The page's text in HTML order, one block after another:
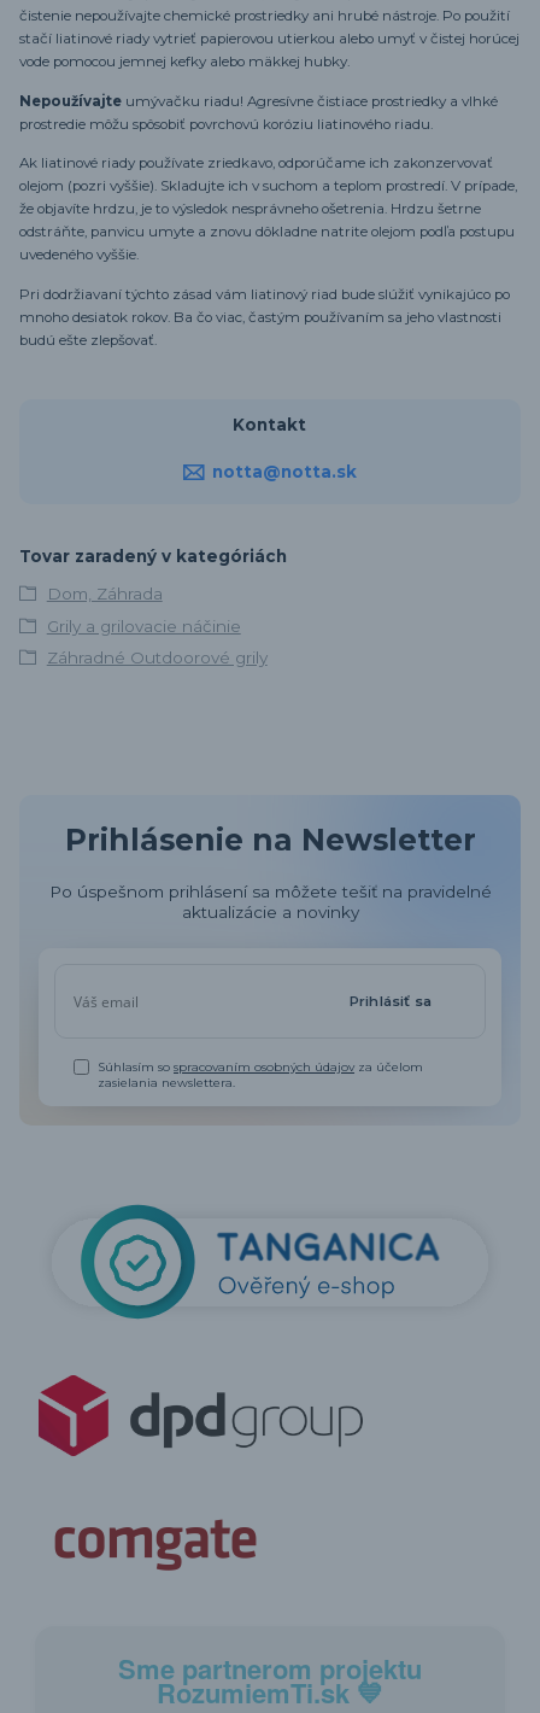
čistenie nepoužívajte chemické prostriedky ani hrubé nástroje. Po použití
stačí liatinové riady vytrieť papierovou utierkou alebo umyť v čistej horúcej
vode pomocou jemnej kefky alebo mäkkej hubky.
Nepoužívajte umývačku riadu! Agresívne čistiace prostriedky a vlhké
prostredie môžu spôsobiť povrchovú koróziu liatinového riadu.
Ak liatinové riady používate zriedkavo, odporúčame ich zakonzervovať
olejom (pozri vyššie). Skladujte ich v suchom a teplom prostredí. V prípade,
že objavíte hrdzu, je to výsledok nesprávneho ošetrenia. Hrdzu šetrne
odstráňte, panvicu umyte a znovu dôkladne natrite olejom podľa postupu
uvedeného vyššie.
Pri dodržiavaní týchto zásad vám liatinový riad bude slúžiť vynikajúco po
mnoho desiatok rokov. Ba čo viac, častým používaním sa jeho vlastnosti
budú ešte zlepšovať.
Kontakt
notta@notta.sk
Tovar zaradený v kategóriách
Dom, Záhrada
Grily a grilovacie náčinie
Záhradné Outdoorové grily
Prihlásenie na Newsletter
Po úspešnom prihlásení sa môžete tešiť na pravidelné
aktualizácie a novinky
Prihlásiť sa
Súhlasím sospracovaním osobných údajov za účelom
zasielania newslettera.
Sme partnerom projektu
RozumiemTi.sk💙